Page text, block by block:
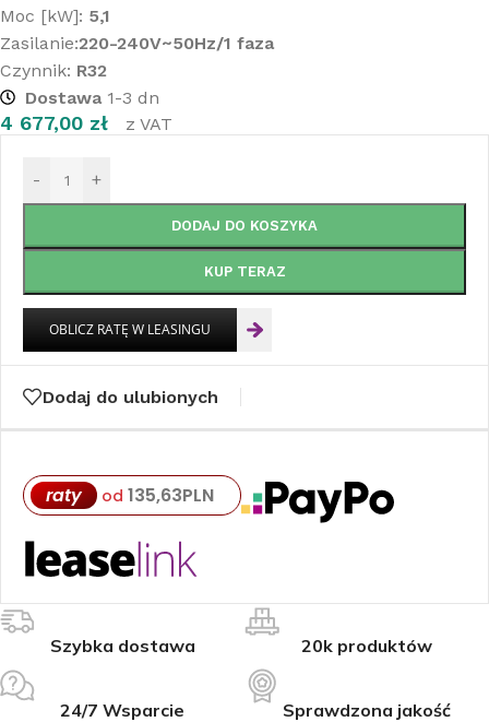
Moc [kW]: 5,1
Zasilanie:220-240V~50Hz/1 faza
Czynnik: R32
Dostawa1-3 dn
4 677,00 zł z VAT
- +
DODAJ DO KOSZYKA
KUP TERAZ
Dodaj do ulubionych
raty od 135,63PLN
Szybka dostawa 20k produktów
24/7 Wsparcie Sprawdzona jakość